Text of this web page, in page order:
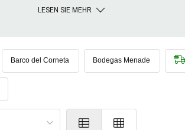
LESEN SIE MEHR
Barco del Corneta Bodegas Menade